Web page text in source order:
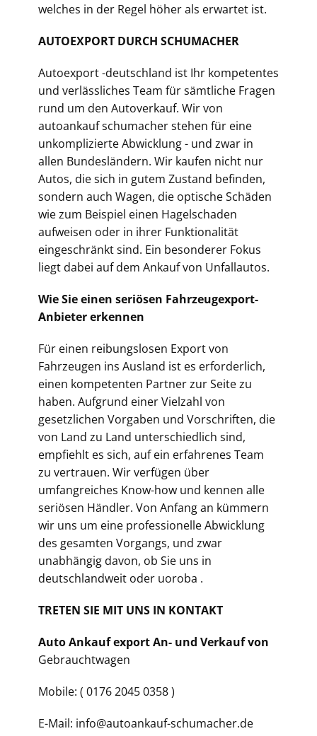
welches in der Regel höher als erwartet ist.
AUTOEXPORT DURCH SCHUMACHER
Autoexport -deutschland ist Ihr kompetentes
und verlässliches Team für sämtliche Fragen
rund um den Autoverkauf. Wir von
autoankauf schumacher stehen für eine
unkomplizierte Abwicklung - und zwar in
allen Bundesländern. Wir kaufen nicht nur
Autos, die sich in gutem Zustand befinden,
sondern auch Wagen, die optische Schäden
wie zum Beispiel einen Hagelschaden
aufweisen oder in ihrer Funktionalität
eingeschränkt sind. Ein besonderer Fokus
liegt dabei auf dem Ankauf von Unfallautos.
Wie Sie einen seriösen Fahrzeugexport-
Anbieter erkennen
Für einen reibungslosen Export von
Fahrzeugen ins Ausland ist es erforderlich,
einen kompetenten Partner zur Seite zu
haben. Aufgrund einer Vielzahl von
gesetzlichen Vorgaben und Vorschriften, die
von Land zu Land unterschiedlich sind,
empfiehlt es sich, auf ein erfahrenes Team
zu vertrauen. Wir verfügen über
umfangreiches Know-how und kennen alle
seriösen Händler. Von Anfang an kümmern
wir uns um eine professionelle Abwicklung
des gesamten Vorgangs, und zwar
unabhängig davon, ob Sie uns in
deutschlandweit oder uoroba .
TRETEN SIE MIT UNS IN KONTAKT
Auto Ankauf export An- und Verkauf von
Gebrauchtwagen
Mobile: ( 0176 2045 0358 )
E-Mail: info@autoankauf-schumacher.de